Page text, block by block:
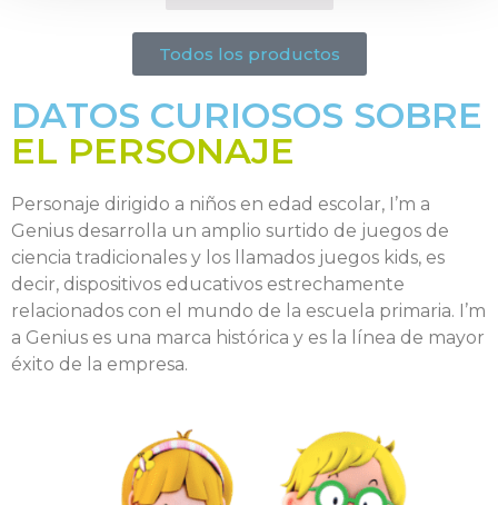
Todos los productos
DATOS CURIOSOS SOBRE
EL PERSONAJE
Personaje dirigido a niños en edad escolar, I’m a
Genius desarrolla un amplio surtido de juegos de
ciencia tradicionales y los llamados juegos kids, es
decir, dispositivos educativos estrechamente
relacionados con el mundo de la escuela primaria. I’m
a Genius es una marca histórica y es la línea de mayor
éxito de la empresa.